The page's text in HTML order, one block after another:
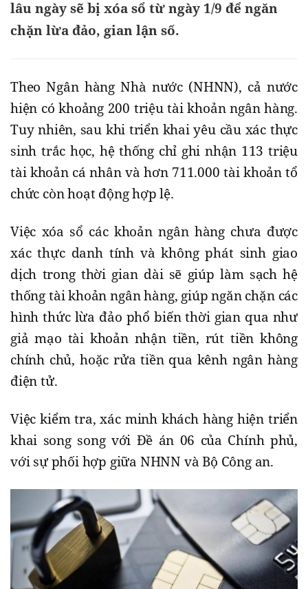
lâu ngày sẽ bị xóa sổ từ ngày 1/9 để ngăn
chặn lừa đảo, gian lận số.
Theo Ngân hàng Nhà nước (NHNN), cả nước
hiện có khoảng 200 triệu tài khoản ngân hàng.
Tuy nhiên, sau khi triển khai yêu cầu xác thực
sinh trắc học, hệ thống chỉ ghi nhận 113 triệu
tài khoản cá nhân và hơn 711.000 tài khoản tổ
chức còn hoạt động hợp lệ.
Việc xóa sổ các khoản ngân hàng chưa được
xác thực danh tính và không phát sinh giao
dịch trong thời gian dài sẽ giúp làm sạch hệ
thống tài khoản ngân hàng, giúp ngăn chặn các
hình thức lừa đảo phổ biến thời gian qua như
giả mạo tài khoản nhận tiền, rút tiền không
chính chủ, hoặc rửa tiền qua kênh ngân hàng
điện tử.
Việc kiểm tra, xác minh khách hàng hiện triển
khai song song với Đề án 06 của Chính phủ,
với sự phối hợp giữa NHNN và Bộ Công an.